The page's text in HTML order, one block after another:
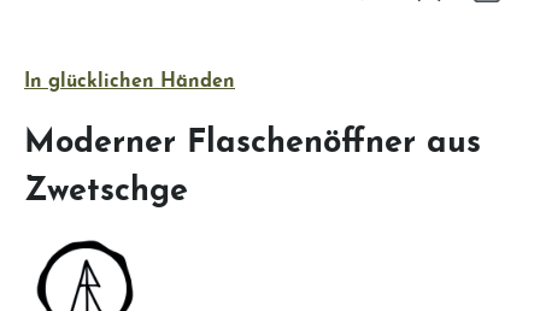
In glücklichen Händen
Moderner Flaschenöffner aus
Zwetschge